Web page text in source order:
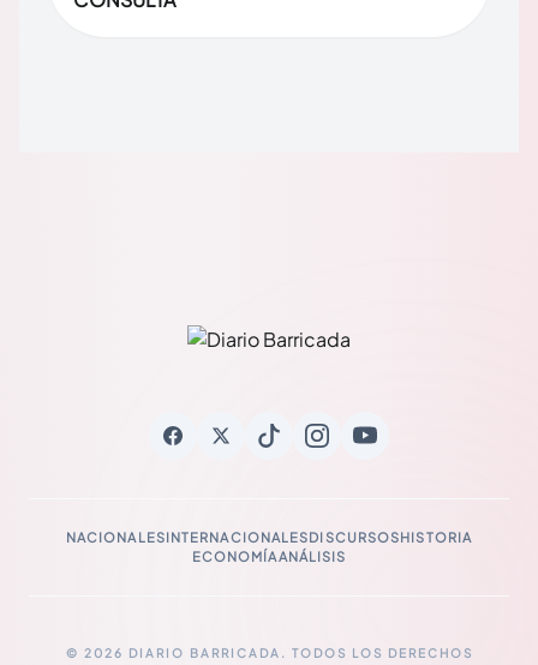
NACIONALESINTERNACIONALESDISCURSOSHISTORIA
ECONOMÍAANÁLISIS
© 2026 DIARIO BARRICADA. TODOS LOS DERECHOS